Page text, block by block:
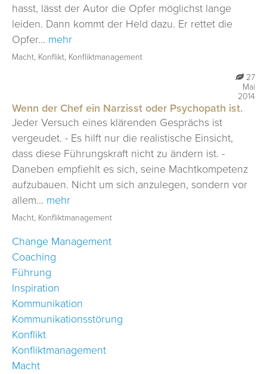
hasst, lässt der Autor die Opfer möglichst lange
leiden. Dann kommt der Held dazu. Er rettet die
Opfer... mehr
Macht, Konflikt, Konfliktmanagement
27
Mai
2014
Wenn der Chef ein Narzisst oder Psychopath ist.
Jeder Versuch eines klärenden Gesprächs ist
vergeudet. - Es hilft nur die realistische Einsicht,
dass diese Führungskraft nicht zu ändern ist. -
Daneben empfiehlt es sich, seine Machtkompetenz
aufzubauen. Nicht um sich anzulegen, sondern vor
allem... mehr
Macht, Konfliktmanagement
Change Management
Coaching
Führung
Inspiration
Kommunikation
Kommunikationsstörung
Konflikt
Konfliktmanagement
Macht